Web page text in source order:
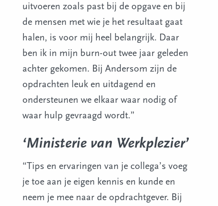
uitvoeren zoals past bij de opgave en bij
de mensen met wie je het resultaat gaat
halen, is voor mij heel belangrijk. Daar
ben ik in mijn burn-out twee jaar geleden
achter gekomen. Bij Andersom zijn de
opdrachten leuk en uitdagend en
ondersteunen we elkaar waar nodig of
waar hulp gevraagd wordt.”
‘Ministerie van Werkplezier’
“Tips en ervaringen van je collega’s voeg
je toe aan je eigen kennis en kunde en
neem je mee naar de opdrachtgever. Bij